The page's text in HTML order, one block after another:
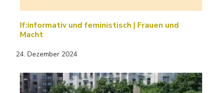
If:informativ und feministisch | Frauen und
Macht
24. Dezember 2024